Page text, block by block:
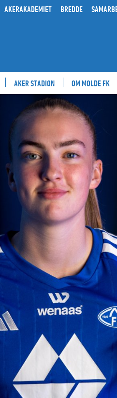
AKERAKADEMIET BREDDE
AKER STADION OM MOLDE FK